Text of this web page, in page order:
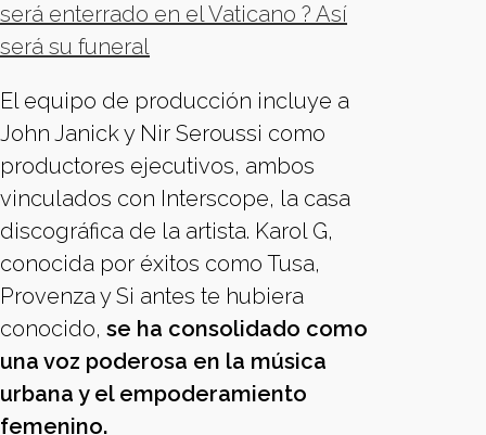
será enterrado en el Vaticano ? Así
será su funeral
El equipo de producción incluye a
John Janick y Nir Seroussi como
productores ejecutivos, ambos
vinculados con Interscope, la casa
discográfica de la artista. Karol G,
conocida por éxitos como Tusa,
Provenza y Si antes te hubiera
conocido, se ha consolidado como
una voz poderosa en la música
urbana y el empoderamiento
femenino.